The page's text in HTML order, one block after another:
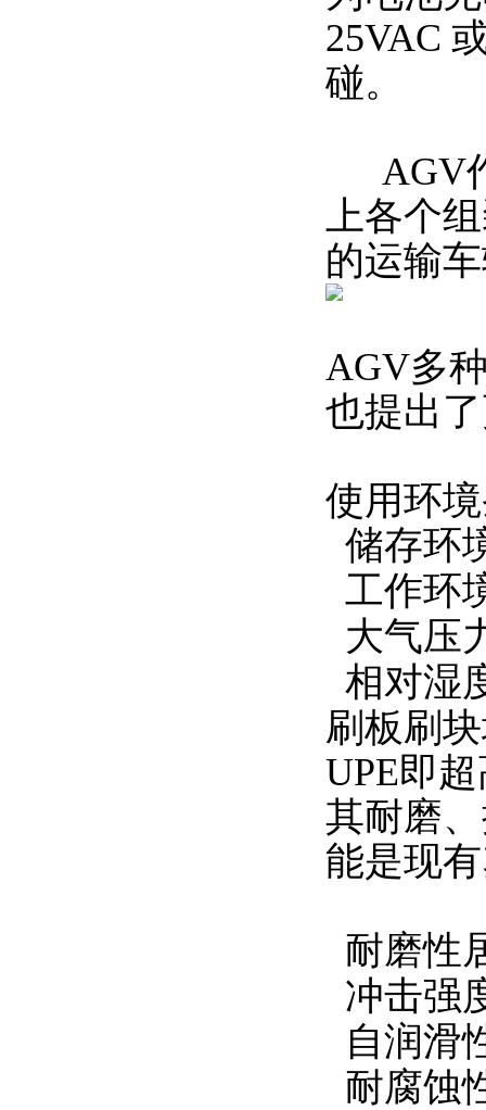
25VAC
碰。
AGV作
上各个
的运输
AGV多
也提出
使用环
储存环
工作环
大气压
相对湿
刷板刷
UPE即
其耐磨
能是现
耐磨性
冲击强
自润滑
耐腐蚀